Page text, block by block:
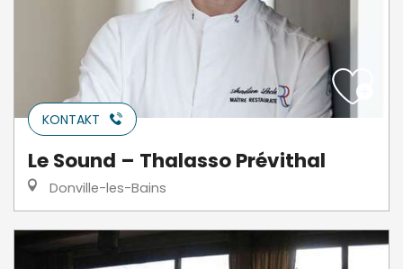
KONTAKT
Le Sound – Thalasso Prévithal
Donville-les-Bains